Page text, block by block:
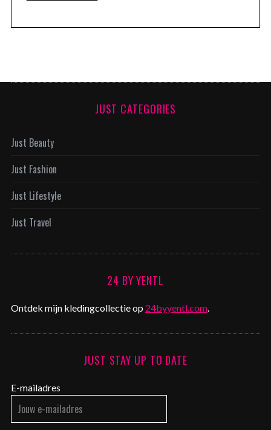
JUST CATEGORIES
Just Beauty
Just Fashion
Just Lifestyle
Just Travel
24 BY YENTL
Ontdek mijn kledingcollectie op 24byyentl.com.
JUST STAY UP TO DATE
E-mailadres